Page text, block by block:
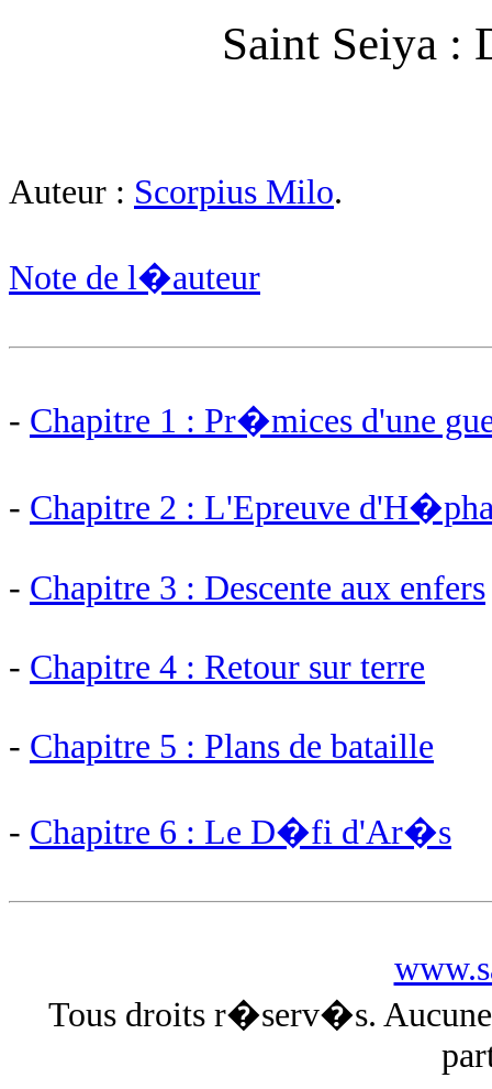
Saint Seiya :
Auteur : Scorpius Milo.
Note de l�auteur
- Chapitre 1 : Pr�mices d'une
- Chapitre 2 : L'Epreuve
- Chapitre 3 : Descente aux enfers
- Chapitre 4 : Retour sur terre
- Chapitre 5 : Plans de bataille
- Chapitre 6 : Le D�fi d'Ar�s
Tous droits r�serv�s.